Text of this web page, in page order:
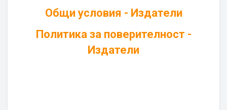
Общи условия - Издатели
Политика за поверителност -
Издатели